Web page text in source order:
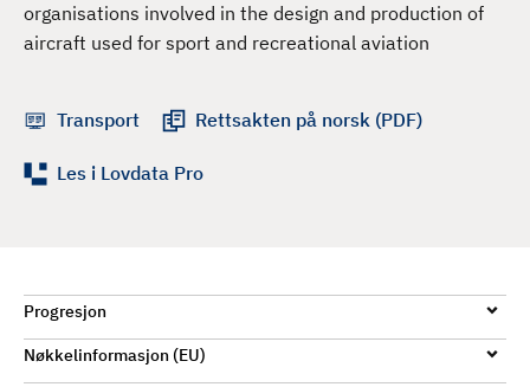
organisations involved in the design and production of
aircraft used for sport and recreational aviation
Transport Rettsakten på norsk (PDF)
Les i Lovdata Pro
Progresjon
Nøkkelinformasjon (EU)